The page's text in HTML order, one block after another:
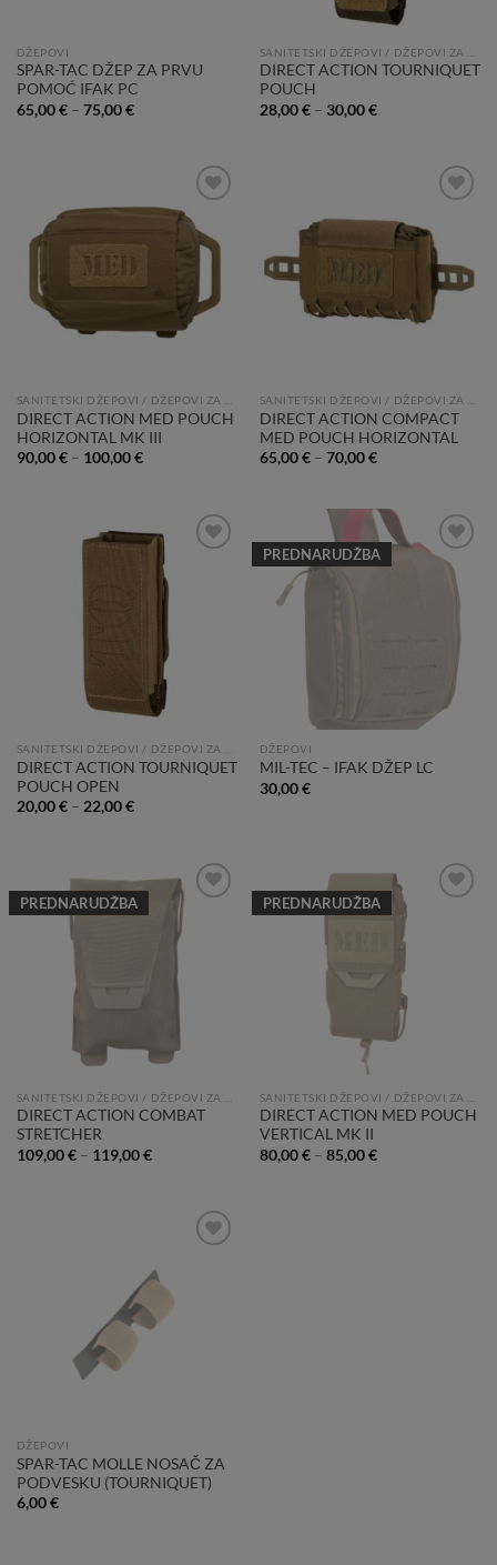
DŽEPOVI
SPAR-TAC DŽEP ZA PRVU
POMOĆ IFAK PC
65,00€– 75,00€
DIRECT ACTION TOURNIQUET
POUCH
28,00€– 30,00€
Add to
Wishlist
DIRECT ACTION MED POUCH
HORIZONTAL MK III
90,00€– 100,00€
Wishlist
DIRECT ACTION COMPACT
MED POUCH HORIZONTAL
65,00€– 70,00€
DIRECT ACTION TOURNIQUET
POUCH OPEN
20,00€– 22,00€
PREDNARUDŽBA
Add to
Wishlist
DŽEPOVI
MIL-TEC – IFAK DŽEP LC
30,00€
PREDNARUDŽBA
DIRECT ACTION COMBAT
STRETCHER
109,00€– 119,00€
PREDNARUDŽBA
DIRECT ACTION MED POUCH
VERTICAL MK II
80,00€– 85,00€
DŽEPOVI
SPAR-TAC MOLLE NOSAČ ZA
PODVESKU (TOURNIQUET)
6,00€